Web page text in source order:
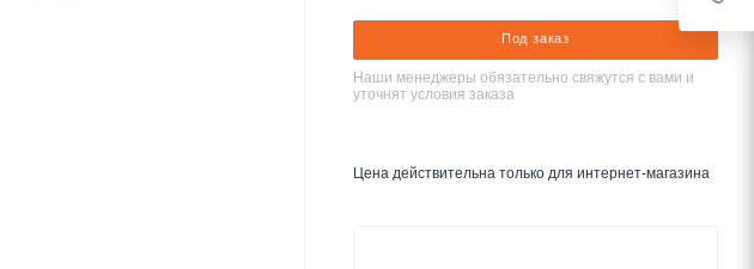
Под заказ
Наши менеджеры обязательно свяжутся с вами и
уточнят условия заказа
Цена действительна только для интернет-магазина